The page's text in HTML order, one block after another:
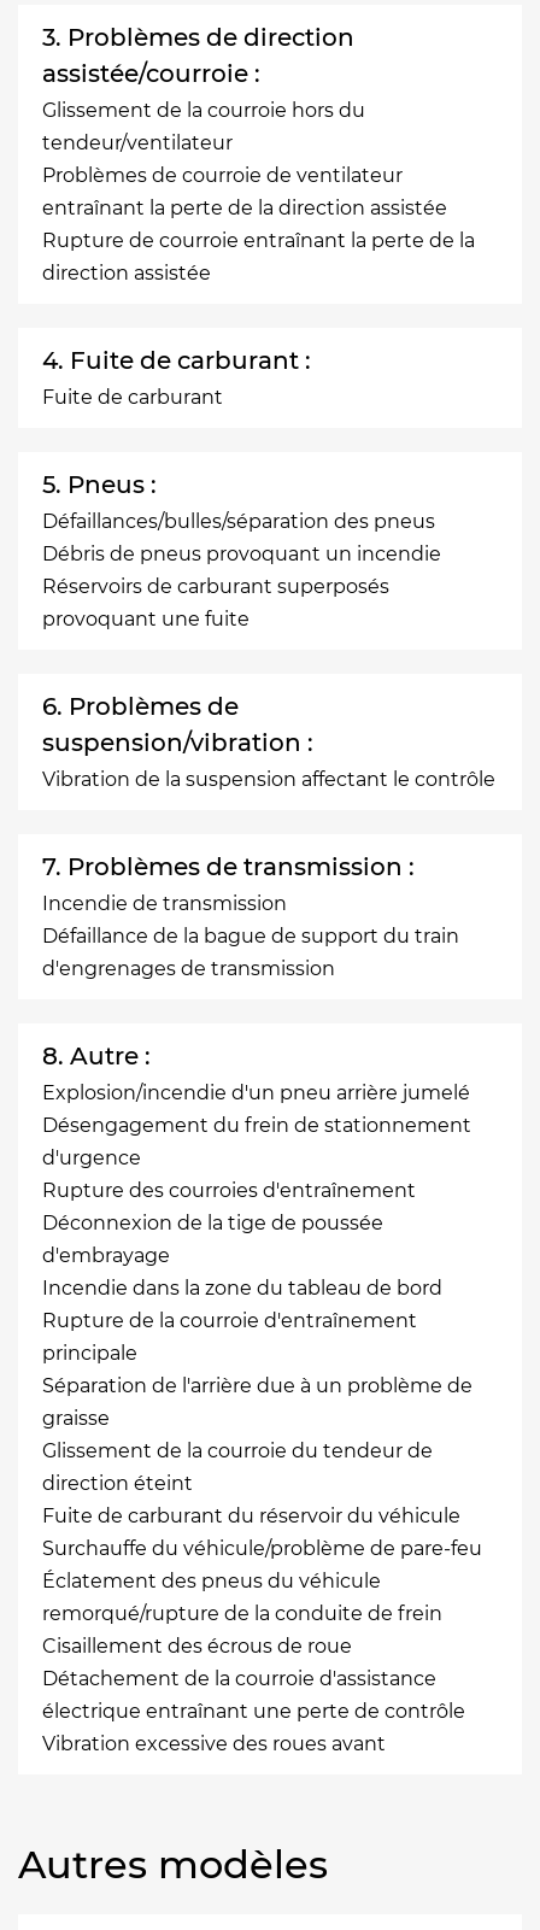
3. Problèmes de direction
assistée/courroie :
Glissement de la courroie hors du
tendeur/ventilateur
Problèmes de courroie de ventilateur
entraînant la perte de la direction assistée
Rupture de courroie entraînant la perte de la
direction assistée
4. Fuite de carburant :
Fuite de carburant
5. Pneus :
Défaillances/bulles/séparation des pneus
Débris de pneus provoquant un incendie
Réservoirs de carburant superposés
provoquant une fuite
6. Problèmes de
suspension/vibration :
Vibration de la suspension affectant le contrôle
7. Problèmes de transmission :
Incendie de transmission
Défaillance de la bague de support du train
d'engrenages de transmission
8. Autre :
Explosion/incendie d'un pneu arrière jumelé
Désengagement du frein de stationnement
d'urgence
Rupture des courroies d'entraînement
Déconnexion de la tige de poussée
d'embrayage
Incendie dans la zone du tableau de bord
Rupture de la courroie d'entraînement
principale
Séparation de l'arrière due à un problème de
graisse
Glissement de la courroie du tendeur de
direction éteint
Fuite de carburant du réservoir du véhicule
Surchauffe du véhicule/problème de pare-feu
Éclatement des pneus du véhicule
remorqué/rupture de la conduite de frein
Cisaillement des écrous de roue
Détachement de la courroie d'assistance
électrique entraînant une perte de contrôle
Vibration excessive des roues avant
Autres modèles